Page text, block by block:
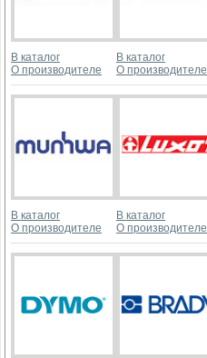
В каталог
О производителе
В каталог
О производителе
В каталог
О производителе
В каталог
О производителе